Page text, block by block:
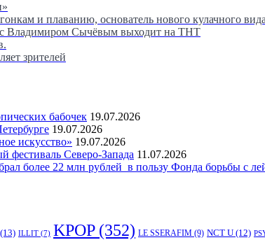
и плаванию, основатель нового кулачного
с Владимиром Сычёвым выходит на ТНТ
зрителей
бабочек 19.07.2026
19.07.2026
искусство» 19.07.2026
фестиваль Северо-Запада 11.07.2026
более 22 млн рублей в пользу Фонда борьбы с
(13) ILLIT (7) KPOP(352) LE SSERAFIM (9) NCT U (12)